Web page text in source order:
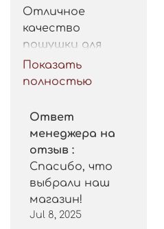
Отличное
качество
пошушки для
такой цены.
Рекомендую.
Показать
полностью
Ответ
менеджера на
отзыв :
Спасибо, что
выбрали наш
магазин!
Jul 8, 2025